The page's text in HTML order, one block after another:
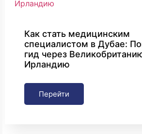
Как стать медицинским
специалистом в Дубае:
гид через
Ирландию
Перейти